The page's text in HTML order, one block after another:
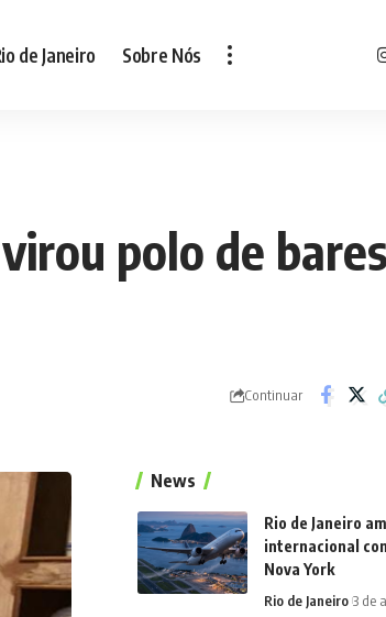
de Janeiro Sobre Nós
polo de
Continuar
News
Rio de Janeiro
internacional
Nova York
Rio de Janeiro 3 de